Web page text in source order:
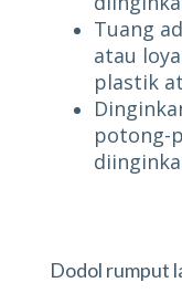
Tuang
atau
plastik
potong-
Dodol rumput